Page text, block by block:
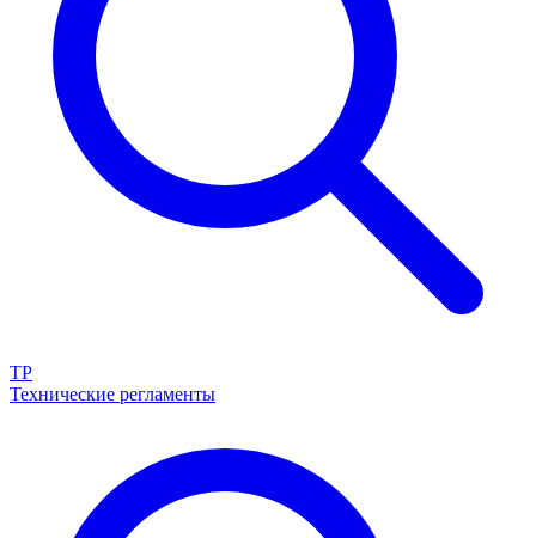
ТР
Технические регламенты